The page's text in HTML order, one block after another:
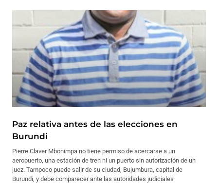
Paz relativa antes de las elecciones en
Burundi
Pierre Claver Mbonimpa no tiene permiso de acercarse a un
aeropuerto, una estación de tren ni un puerto sin autorización de un
juez. Tampoco puede salir de su ciudad, Bujumbura, capital de
Burundi, y debe comparecer ante las autoridades judiciales